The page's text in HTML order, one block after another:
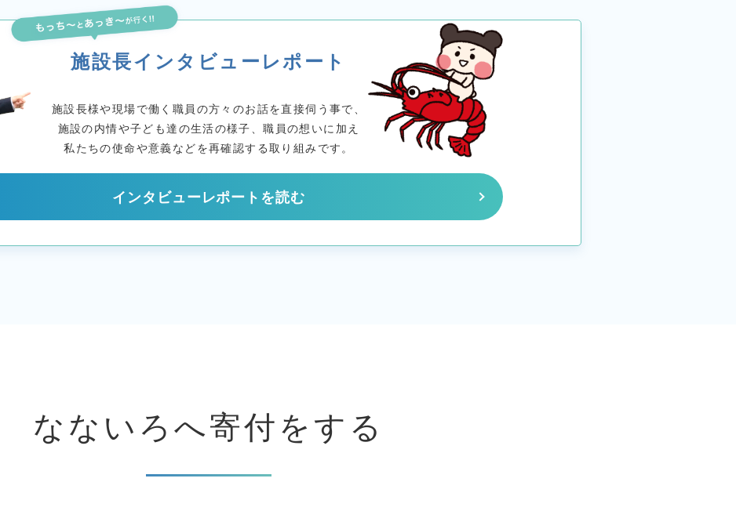
施設長インタビューレポート
施設長様や現場で働く 職員の方々のお話を直接伺う事で、
施設の内情や子ども達の生活の様子、職員の想いに加え
私たちの使命や意義などを再確認する取り組みです。
インタビューレポートを読む
なないろへ寄付をする